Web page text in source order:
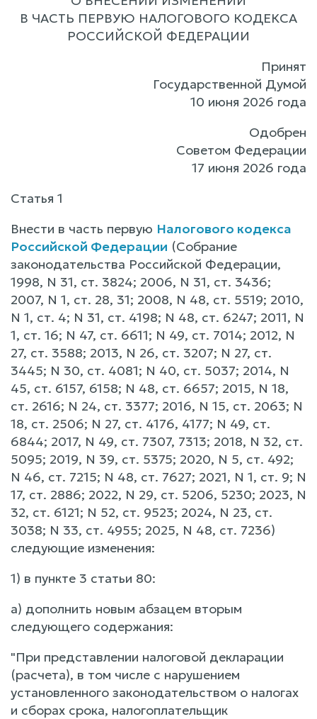
В ЧАСТЬ ПЕРВУЮ НАЛОГОВОГО КОДЕКСА
РОССИЙСКОЙ ФЕДЕРАЦИИ
Принят
Государственной Думой
10 июня 2026 года
Одобрен
Советом Федерации
17 июня 2026 года
Статья 1
Внести в часть первую Налогового кодекса
Российской Федерации (Собрание
законодательства Российской Федерации,
1998, N 31, ст. 3824; 2006, N 31, ст. 3436;
2007, N 1, ст. 28, 31; 2008, N 48, ст. 5519; 2010,
N 1, ст. 4; N 31, ст. 4198; N 48, ст. 6247; 2011, N
1, ст. 16; N 47, ст. 6611; N 49, ст. 7014; 2012, N
27, ст. 3588; 2013, N 26, ст. 3207; N 27, ст.
3445; N 30, ст. 4081; N 40, ст. 5037; 2014, N
45, ст. 6157, 6158; N 48, ст. 6657; 2015, N 18,
ст. 2616; N 24, ст. 3377; 2016, N 15, ст. 2063; N
18, ст. 2506; N 27, ст. 4176, 4177; N 49, ст.
6844; 2017, N 49, ст. 7307, 7313; 2018, N 32, ст.
5095; 2019, N 39, ст. 5375; 2020, N 5, ст. 492;
N 46, ст. 7215; N 48, ст. 7627; 2021, N 1, ст. 9; N
17, ст. 2886; 2022, N 29, ст. 5206, 5230; 2023, N
32, ст. 6121; N 52, ст. 9523; 2024, N 23, ст.
3038; N 33, ст. 4955; 2025, N 48, ст. 7236)
следующие изменения:
1) в пункте 3 статьи 80:
а) дополнить новым абзацем вторым
следующего содержания:
"При представлении налоговой декларации
(расчета), в том числе с нарушением
установленного законодательством о налогах
и сборах срока, налогоплательщик